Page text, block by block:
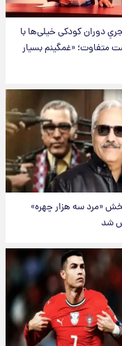
دوران کودکی خیلی‌ها با
متفاوت؛ «غمگینم بسیار
«مرد سه هزار چهره»
شد